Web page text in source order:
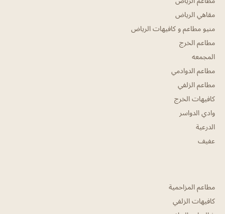
مقاهي الرياض
منيو مطاعم و كافيهات الرياض
مطاعم الخرج
المجمعه
مطاعم الدوادمي
مطاعم الزلفي
كافيهات الخرج
وادي الدواسر
الدرعية
عفيف
مطاعم المزاحمية
كافيهات الزلفي